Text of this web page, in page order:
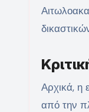
Αρχικά, η
από την